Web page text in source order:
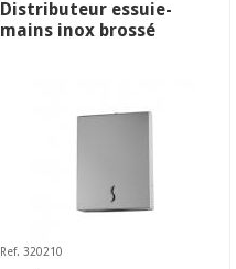
Distributeur essuie-
mains inox brossé
Ref. 320210